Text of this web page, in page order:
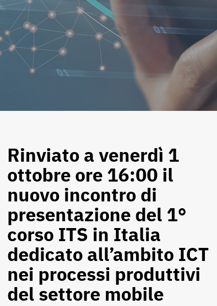
Rinviato a venerdì 1
ottobre ore 16:00 il
nuovo incontro di
presentazione del 1°
corso ITS in Italia
dedicato all’ambito ICT
nei processi produttivi
del settore mobile